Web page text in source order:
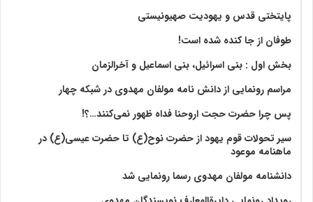
پایتختی قدس و یهودیت صهیونیستی
طوفان از جا کنده شده است!
بخش اول : بنی اسرائیل، بنی اسماعیل و آخرالزمان
مراسم رونمایی از دانش نامه مولفان مهدوی در شبکه چهار
پس چرا حضرت حجت اروحنا فداه ظهور نمی‌کنند…؟!
سیر تحولات قوم یهود از حضرت نوح(ع) تا حضرت عیسی(ع) در
ماهنامه موعود
دانشنامه مولفان مهدوی رسما رونمایی شد